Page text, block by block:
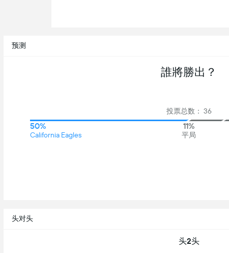
预测
誰將勝出？
投票总数： 36
50%
California Eagles
11%
平局
头对头
头2头